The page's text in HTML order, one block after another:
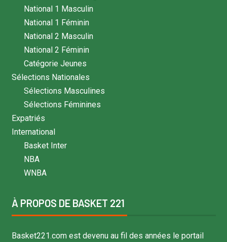
National 1 Masculin
National 1 Féminin
National 2 Masculin
National 2 Féminin
Catégorie Jeunes
Sélections Nationales
Sélections Masculines
Sélections Féminines
Expatriés
International
Basket Inter
NBA
WNBA
À PROPOS DE BASKET 221
Basket221.com est devenu au fil des années le portail